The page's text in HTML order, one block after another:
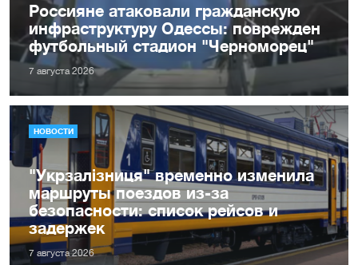
Россияне атаковали гражданскую
инфраструктуру Одессы: поврежден
футбольный стадион "Черноморец"
7 августа 2026
НОВОСТИ
"Укрзалізниця" временно изменила
маршруты поездов из-за
безопасности: список рейсов и
задержек
7 августа 2026